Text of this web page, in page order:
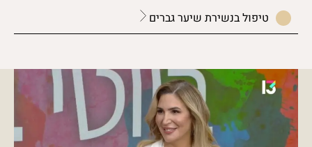
טיפול בנשירת שיער גברים